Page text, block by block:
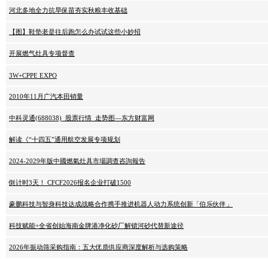
河北多地全力抗旱保苗夯实秋粮丰收基础
【图】鞋垫老是往后跑怎么办试试这些小妙招
开展燃气灶具专项督查
3W+CPPE EXPO
2010年11月广汽本田销量
中科灵通(688038)_股票行情_走势图—东方财富网
解读《“十四五”通用航空发展专项规划
2024-2029年版中國燃氣灶具市場調查咨詢報告
倒计时3天！ CFCF2026报名企业打破1500
豪鹏科技与智身科技达成战略合作携手推进机器人动力系统创新「伯乐伙伴」
科技赋能+全省创始海南金牌港净化砂厂解锁河砂代替新途径
2026年振动筛采购指南：五大优质供应商深度解析与选购策略